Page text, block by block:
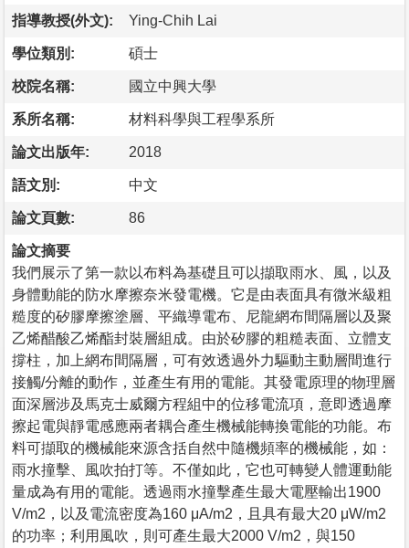
指導教授(外文): Ying-Chih Lai
學位類別: 碩士
校院名稱: 國立中興大學
系所名稱: 材料科學與工程學系所
論文出版年: 2018
語文別: 中文
論文頁數: 86
論文摘要
我們展示了第一款以布料為基礎且可以擷取雨水、風，以及
身體動能的防水摩擦奈米發電機。它是由表面具有微米級粗
糙度的矽膠摩擦塗層、平織導電布、尼龍網布間隔層以及聚
乙烯醋酸乙烯酯封裝層組成。由於矽膠的粗糙表面、立體支
撐柱，加上網布間隔層，可有效透過外力驅動主動層間進行
接觸/分離的動作，並產生有用的電能。其發電原理的物理層
面深層涉及馬克士威爾方程組中的位移電流項，意即透過摩
擦起電與靜電感應兩者耦合產生機械能轉換電能的功能。布
料可擷取的機械能來源含括自然中隨機頻率的機械能，如：
雨水撞擊、風吹拍打等。不僅如此，它也可轉變人體運動能
量成為有用的電能。透過雨水撞擊產生最大電壓輸出1900
V/m2，以及電流密度為160 μA/m2，且具有最大20 μW/m2
的功率；利用風吹，則可產生最大2000 V/m2，與150